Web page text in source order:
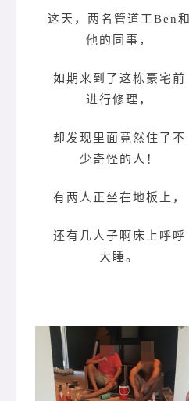
这天，两名管道工Ben和
他的同事，
如期来到了这栋豪宅前
进行修理，
却发现里面竟然住了不
少奇怪的人！
有两人正坐在地板上，
还有几人子啊床上呼呼
大睡。